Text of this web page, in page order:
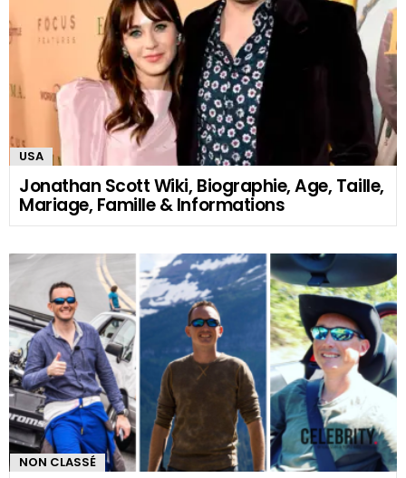
USA
Jonathan Scott Wiki, Biographie, Age, Taille,
Mariage, Famille & Informations
NON CLASSÉ